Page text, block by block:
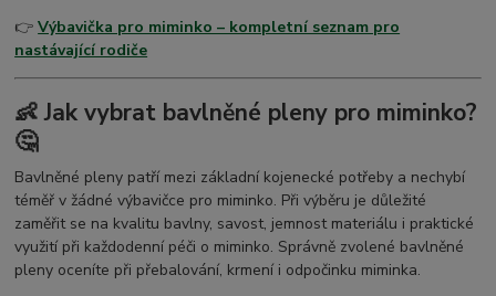
👉Výbavička pro miminko – kompletní seznam pro
nastávající rodiče
👶 Jak vybrat bavlněné pleny pro miminko?
🤔
Bavlněné pleny patří mezi základní kojenecké potřeby a nechybí
téměř v žádné výbavičce pro miminko. Při výběru je důležité
zaměřit se na kvalitu bavlny, savost, jemnost materiálu i praktické
využití při každodenní péči o miminko. Správně zvolené bavlněné
pleny oceníte při přebalování, krmení i odpočinku miminka.